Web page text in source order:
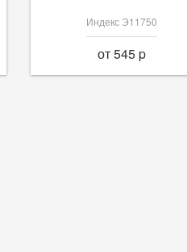
Индекс Э11750
от 545 p